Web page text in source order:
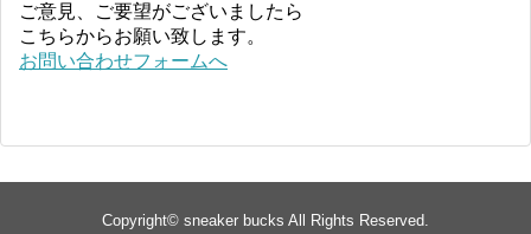
ご意見、ご要望がございましたら
こちらからお願い致します。
お問い合わせフォームへ
Copyright© sneaker bucks All Rights Reserved.